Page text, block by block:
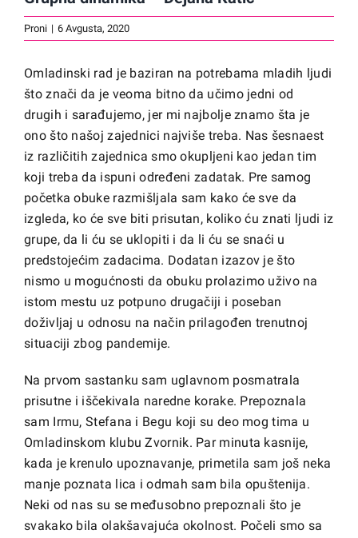
Proni | 6 Avgusta, 2020
Omladinski rad je baziran na potrebama mladih ljudi
što znači da je veoma bitno da učimo jedni od
drugih i sarađujemo, jer mi najbolje znamo šta je
ono što našoj zajednici najviše treba. Nas šesnaest
iz različitih zajednica smo okupljeni kao jedan tim
koji treba da ispuni određeni zadatak. Pre samog
početka obuke razmišljala sam kako će sve da
izgleda, ko će sve biti prisutan, koliko ću znati ljudi iz
grupe, da li ću se uklopiti i da li ću se snaći u
predstojećim zadacima. Dodatan izazov je što
nismo u mogućnosti da obuku prolazimo uživo na
istom mestu uz potpuno drugačiji i poseban
doživljaj u odnosu na način prilagođen trenutnoj
situaciji zbog pandemije.
Na prvom sastanku sam uglavnom posmatrala
prisutne i iščekivala naredne korake. Prepoznala
sam Irmu, Stefana i Begu koji su deo mog tima u
Omladinskom klubu Zvornik. Par minuta kasnije,
kada je krenulo upoznavanje, primetila sam još neka
manje poznata lica i odmah sam bila opuštenija.
Neki od nas su se međusobno prepoznali što je
svakako bila olakšavajuća okolnost. Počeli smo sa